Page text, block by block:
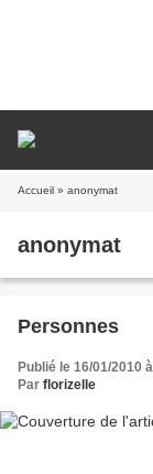
Accueil » anonymat
anonymat
Personnes
Publié le 16/01/2010
Par florizelle